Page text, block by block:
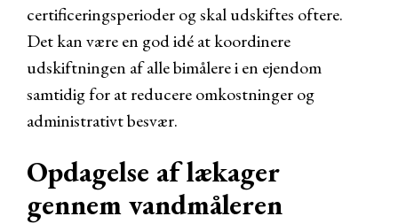
certificeringsperioder og skal udskiftes oftere.
Det kan være en god idé at koordinere
udskiftningen af alle bimålere i en ejendom
samtidig for at reducere omkostninger og
administrativt besvær.
Opdagelse af lækager
gennem vandmåleren